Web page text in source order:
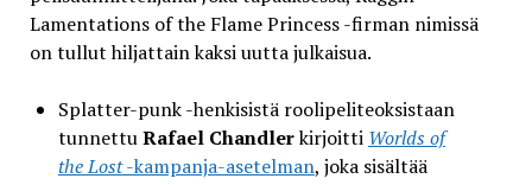
Lamentations of the Flame Princess -firman nimissä
on tullut hiljattain kaksi uutta julkaisua.
Splatter-punk -henkisistä roolipeliteoksistaan
tunnettuRafael Chandlerkirjoitti Worlds of
the Lost-kampanja-asetelman, joka sisältää